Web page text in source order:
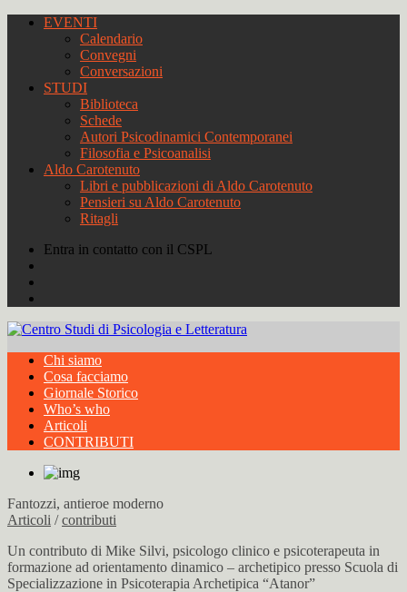
EVENTI
Calendario
Convegni
Conversazioni
STUDI
Biblioteca
Schede
Autori Psicodinamici Contemporanei
Filosofia e Psicoanalisi
Aldo Carotenuto
Libri e pubblicazioni di Aldo Carotenuto
Pensieri su Aldo Carotenuto
Ritagli
Entra in contatto con il CSPL
Chi siamo
Cosa facciamo
Giornale Storico
Who’s who
Articoli
CONTRIBUTI
Fantozzi, antieroe moderno
Articoli /contributi
Un contributo di Mike Silvi, psicologo clinico e psicoterapeuta in
formazione ad orientamento dinamico – archetipico presso Scuola di
Specializzazione in Psicoterapia Archetipica “Atanor”